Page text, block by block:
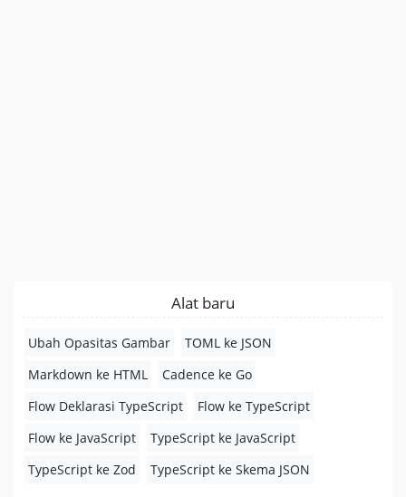
Alat baru
Ubah Opasitas Gambar
TOML ke JSON
Markdown ke HTML
Cadence ke Go
Flow Deklarasi TypeScript
Flow ke TypeScript
Flow ke JavaScript
TypeScript ke JavaScript
TypeScript ke Zod
TypeScript ke Skema JSON